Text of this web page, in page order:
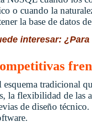
o cuando la
la base de datos
interesar:
tradicional
la flexibilidad de las
de diseño